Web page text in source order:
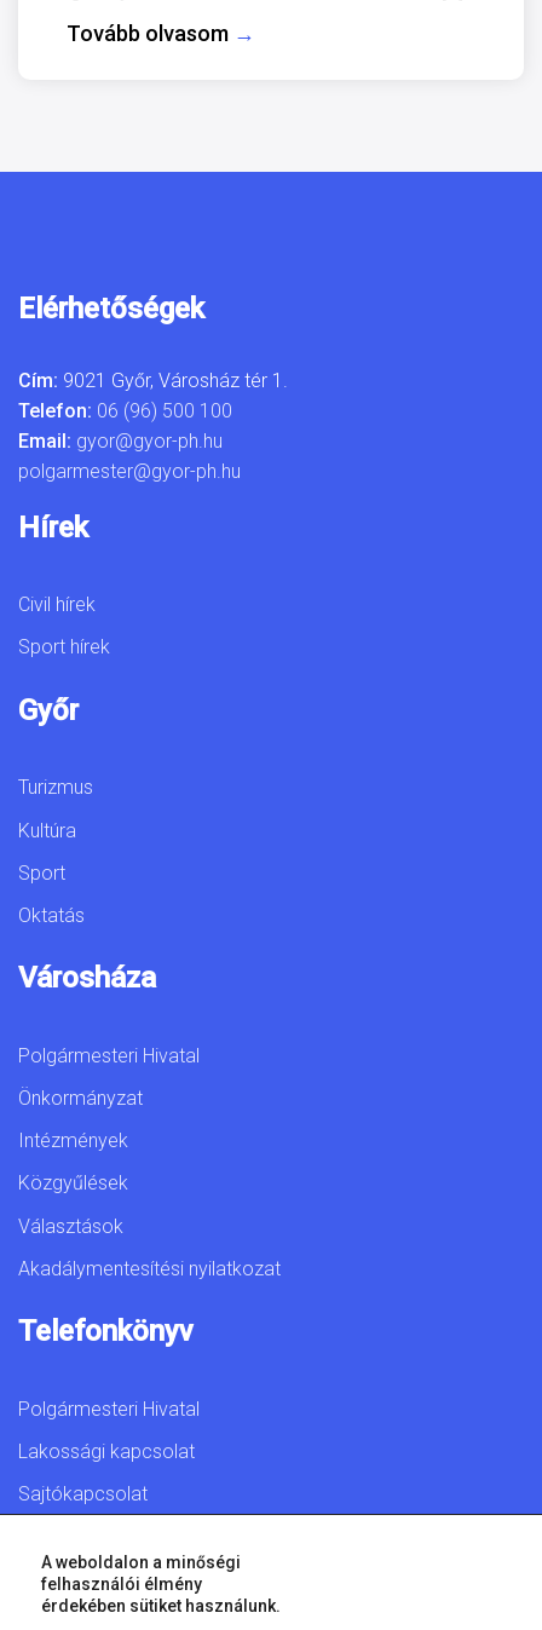
Tovább olvasom →
Elérhetőségek
Cím: 9021 Győr, Városház tér 1.
Telefon: 06 (96) 500 100
Email: gyor@gyor-ph.hu
polgarmester@gyor-ph.hu
Hírek
Civil hírek
Sport hírek
Győr
Turizmus
Kultúra
Sport
Oktatás
Városháza
Polgármesteri Hivatal
Önkormányzat
Intézmények
Közgyűlések
Választások
Akadálymentesítési nyilatkozat
Telefonkönyv
Polgármesteri Hivatal
Lakossági kapcsolat
Sajtókapcsolat
© 2026 Győr Megyei Jogú Város • Minden jog fenntartva!
A weboldalon a minőségi
felhasználói élmény
érdekében sütiket használunk.